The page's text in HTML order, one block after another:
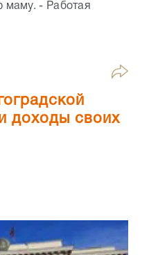
маму. - Работая
доходы своих